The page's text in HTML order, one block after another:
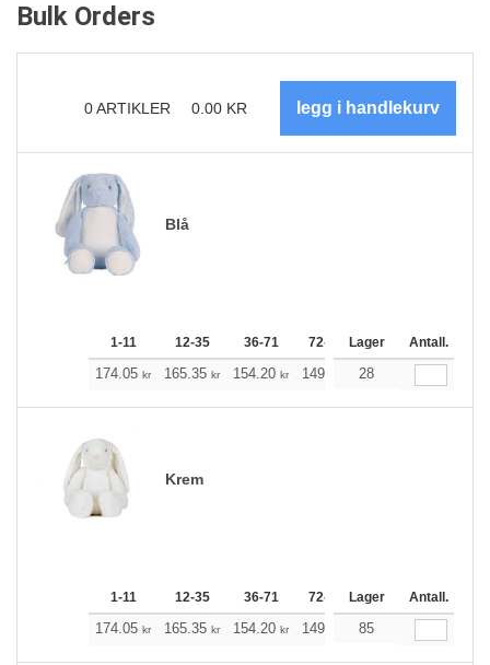
Bulk Orders
0ARTIKLER 0.00 KR
Blå
1-11 12-35 36-71 72-143 144-287
Lager Antall.
174.05 kr 165.35 kr 154.20 kr 149.19 141.72
28
Krem
1-11 12-35 36-71 72-143 144-287
Lager Antall.
174.05 kr 165.35 kr 154.20 kr 149.19 141.72
85